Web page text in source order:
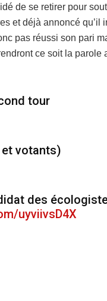
de se retirer pour
et déjà annoncé qu’il
pas réussi son pari
ce soit la parole
tour
et votants)
des
uyviivsD4X